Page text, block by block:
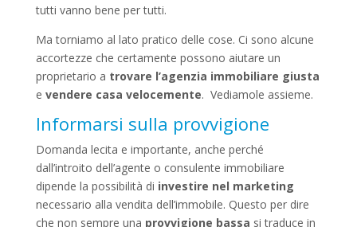
tutti vanno bene per tutti.
Ma torniamo al lato pratico delle cose. Ci sono alcune
accortezze che certamente possono aiutare un
proprietario a trovare l’agenzia immobiliare giusta
e vendere casa velocemente. Vediamole assieme.
Informarsi sulla provvigione
Domanda lecita e importante, anche perché
dall’introito dell’agente o consulente immobiliare
dipende la possibilità di investire nel marketing
necessario alla vendita dell’immobile. Questo per dire
che non sempre una provvigione bassa si traduce in